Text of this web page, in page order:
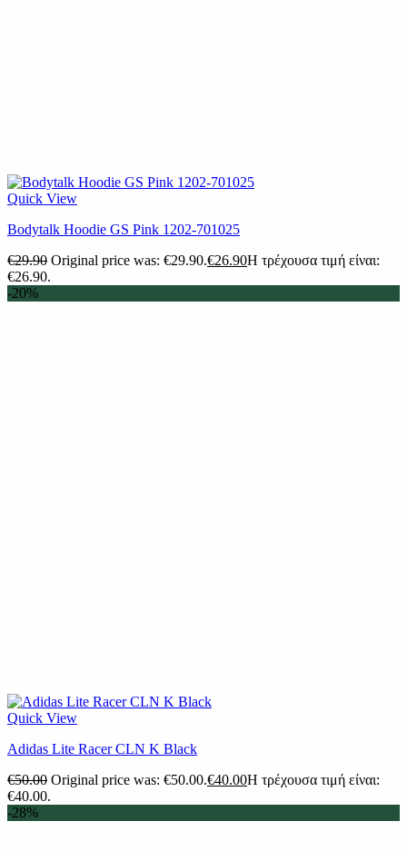
Quick View
Bodytalk Hoodie GS Pink 1202-701025
€29.90 Original price was: €29.90.€26.90Η τρέχουσα τιμή είναι:
€26.90.
-20%
Quick View
Adidas Lite Racer CLN K Black
€50.00 Original price was: €50.00.€40.00Η τρέχουσα τιμή είναι:
€40.00.
-28%